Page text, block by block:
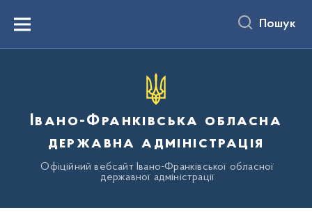
вмістуMenu Пошук
Івано-Франківська обласна
державна адміністрація
Офіційний вебсайт Івано-Франківської обласної
державної адміністрації